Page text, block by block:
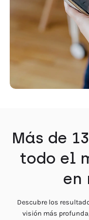
Más de
todo el
en
Descubre los
visión más